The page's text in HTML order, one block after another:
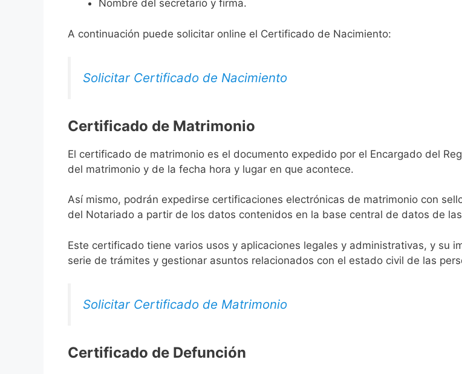
Nombre del secretario y firma.
A continuación puede solicitar online el Certificado de Nacimiento:
Solicitar Certificado de Nacimiento
Certificado de Matrimonio
El certificado de matrimonio es el documento expedido por el Encargado del
del matrimonio y de la fecha hora y lugar en que acontece.
Así mismo, podrán expedirse certificaciones electrónicas de matrimonio con
del Notariado a partir de los datos contenidos en la base central de datos de
Este certificado tiene varios usos y aplicaciones legales y administrativas, y su
serie de trámites y gestionar asuntos relacionados con el estado civil de las
Solicitar Certificado de Matrimonio
Certificado de Defunción